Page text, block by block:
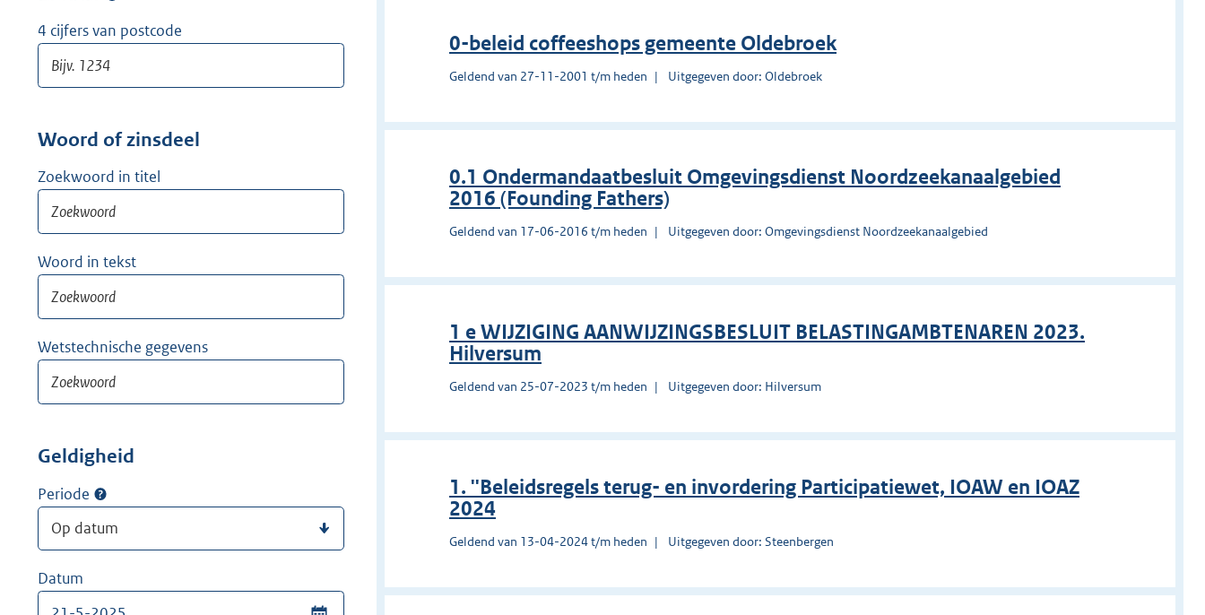
i
4 cijfers van postcode
Woord of zinsdeel
Zoekwoord in titel
Woord in tekst
Wetstechnische gegevens
Geldigheid
Periode
Datum
0-beleid coffeeshops gemeente Oldebroek
Geldend van 27-11-2001 t/m heden Uitgegeven door: Oldebroek
0.1 Ondermandaatbesluit Omgevingsdienst Noordzeekanaalgebied
2016 (Founding Fathers)
Geldend van 17-06-2016 t/m heden Uitgegeven door: Omgevingsdienst Noordzeekanaalgebied
1 e WIJZIGING AANWIJZINGSBESLUIT BELASTINGAMBTENAREN 2023.
Hilversum
Geldend van 25-07-2023 t/m heden Uitgegeven door: Hilversum
1. ''Beleidsregels terug- en invordering Participatiewet, IOAW en IOAZ
2024
Geldend van 13-04-2024 t/m heden Uitgegeven door: Steenbergen